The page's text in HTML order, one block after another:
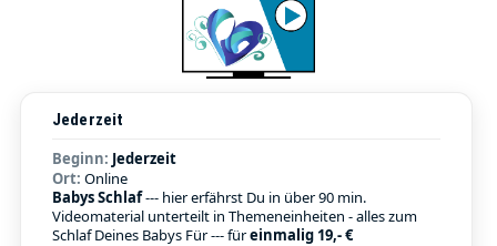
Jederzeit
Beginn: Jederzeit
Ort: Online
Babys Schlaf--- hier erfährst Du in über 90 min.
Videomaterial unterteilt in Themeneinheiten - alles zum
Schlaf Deines Babys Für --- füreinmalig 19,- €